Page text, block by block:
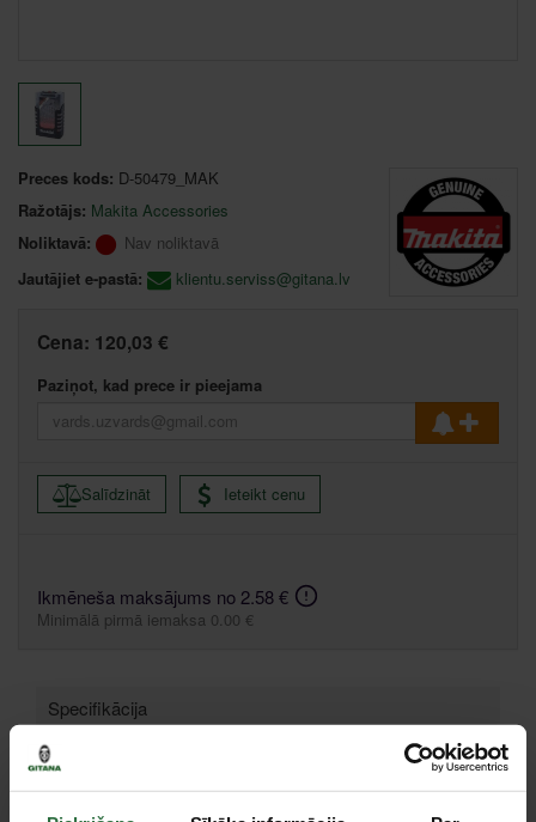
Preces kods: D-50479_MAK
Ražotājs: Makita Accessories
Noliktavā:
Nav noliktavā
Jautājiet e-pastā:
klientu.serviss@gitana.lv
Cena: 120,03 €
Paziņot, kad prece ir pieejama
Salīdzināt Ieteikt cenu
Ikmēneša maksājums no 2.58 €
Minimālā pirmā iemaksa 0.00 €
Specifikācija
Komplektācija
25 grąžtai nuo Ø1 iki 13 mm (kas 0,5 mm)